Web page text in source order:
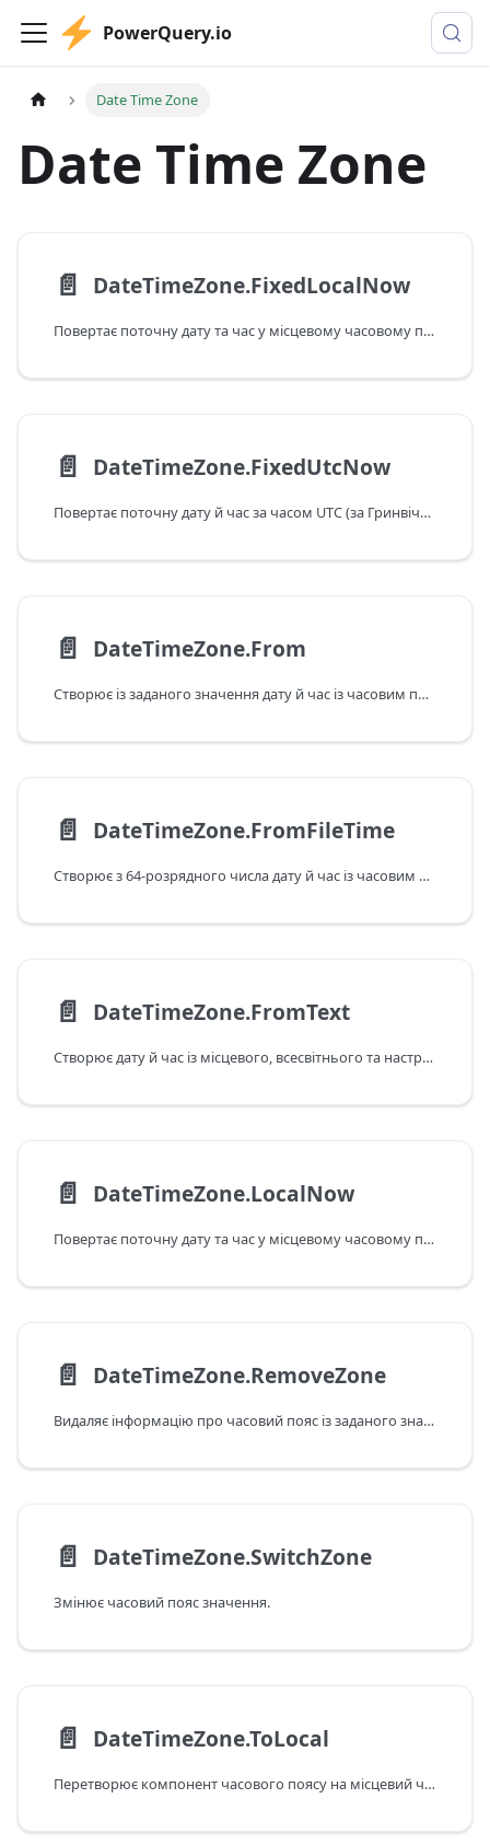
PowerQuery.io
Date Time Zone
Date Time Zone
📄️ DateTimeZone.FixedLocalNow
Повертає поточну дату та час у місцевому часовому поясі. Це значення – фіксоване, і воно не зміниться після наступних викликів.
📄️ DateTimeZone.FixedUtcNow
Повертає поточну дату й час за часом UTC (за Гринвічем). Це значення – фіксоване, і воно не зміниться після наступних викликів.
📄️ DateTimeZone.From
Створює із заданого значення дату й час із часовим поясом.
📄️ DateTimeZone.FromFileTime
Створює з 64-розрядного числа дату й час із часовим поясом.
📄️ DateTimeZone.FromText
Створює дату й час із місцевого, всесвітнього та настроюваного форматів дати й часу з часовим поясом.
📄️ DateTimeZone.LocalNow
Повертає поточну дату та час у місцевому часовому поясі.
📄️ DateTimeZone.RemoveZone
Видаляє інформацію про часовий пояс із заданого значення дати й часу з часовим поясом.
📄️ DateTimeZone.SwitchZone
Змінює часовий пояс значення.
📄️ DateTimeZone.ToLocal
Перетворює компонент часового поясу на місцевий часовий пояс.